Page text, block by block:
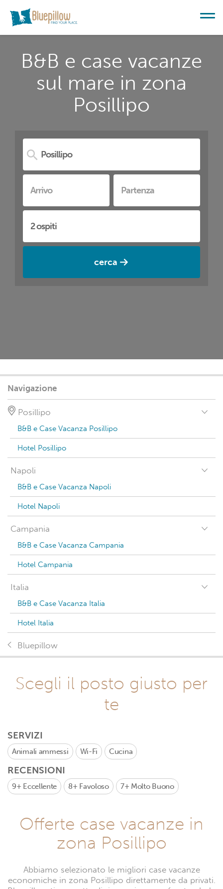
B&B e case vacanze
sul mare in zona
Posillipo
cerca
Navigazione
Posillipo
B&B e Case Vacanza Posillipo
Hotel Posillipo
Napoli
B&B e Case Vacanza Napoli
Hotel Napoli
Campania
B&B e Case Vacanza Campania
Hotel Campania
Italia
B&B e Case Vacanza Italia
Hotel Italia
Bluepillow
Scegli il posto giusto per
te
SERVIZI
Animali ammessi Wi-Fi Cucina
RECENSIONI
9+ Eccellente 8+ Favoloso 7+ Molto Buono
Offerte case vacanze in
zona Posillipo
Abbiamo selezionato le migliori case vacanze
economiche in zona Posillipo direttamente da privati.